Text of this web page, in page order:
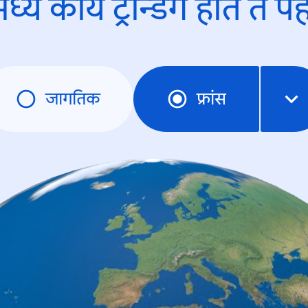
काय ट्रेन्डिंंग होते ते
जागतिक फ्रांस